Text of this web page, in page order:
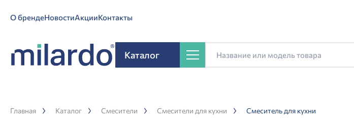
О брендеНовостиАкцииКонтакты
Каталог
Главная Каталог Смесители Смесители для кухни Смеситель для кухни